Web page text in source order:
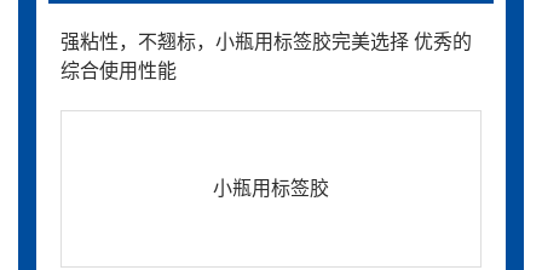
强粘性，不翘标，小瓶用标签胶完美选择 优秀的
综合使用性能
小瓶用标签胶